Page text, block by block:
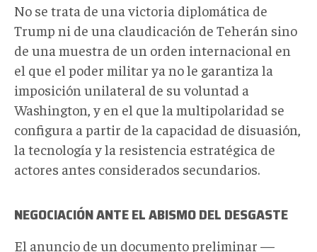
No se trata de una victoria diplomática de
Trump ni de una claudicación de Teherán sino
de una muestra de un orden internacional en
el que el poder militar ya no le garantiza la
imposición unilateral de su voluntad a
Washington, y en el que la multipolaridad se
configura a partir de la capacidad de disuasión,
la tecnología y la resistencia estratégica de
actores antes considerados secundarios.
NEGOCIACIÓN ANTE EL ABISMO DEL DESGASTE
El anuncio de un documento preliminar —